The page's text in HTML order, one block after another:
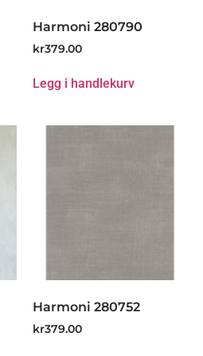
Harmoni 280790
kr379.00
Legg i handlekurv
Harmoni 280752
kr379.00